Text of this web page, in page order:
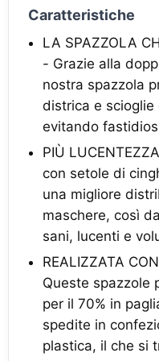
Caratteristiche
LA SPAZZOLA
- Grazie alla
nostra spazzola
districa e
evitando
PIÙ
con setole di
una migliore
maschere, così
sani, lucenti e
REALIZZATA
Queste spazzole
per il 70% in
spedite in
plastica, il che si